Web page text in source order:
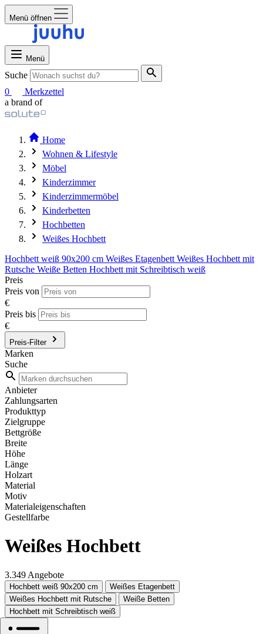
Menü öffnen
Menü
Suche
0
Merkzettel
a brand of
Home
Wohnen & Lifestyle
Möbel
Kinderzimmer
Kinderzimmermöbel
Kinderbetten
Hochbetten
Weißes Hochbett
Hochbett weiß 90x200 cm Weißes Etagenbett Weißes Hochbett mit
Rutsche Weiße Betten Hochbett mit Schreibtisch weiß
Preis
Preis von
€
Preis bis
€
Preis-Filter
Marken
Suche
Anbieter
Zahlungsarten
Produkttyp
Zielgruppe
Bettgröße
Breite
Höhe
Länge
Holzart
Material
Motiv
Materialeigenschaften
Gestellfarbe
Weißes Hochbett
3.349 Angebote
Hochbett weiß 90x200 cm
Weißes Etagenbett
Weißes Hochbett mit Rutsche
Weiße Betten
Hochbett mit Schreibtisch weiß